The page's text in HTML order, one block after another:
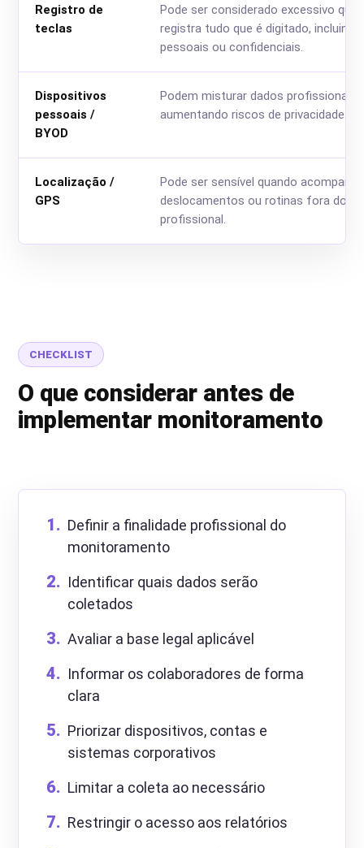
Registro de
teclas
Pode ser considerado excessivo
registra tudo que é digitado,
pessoais ou confidenciais.
Dispositivos
pessoais /
BYOD
Podem misturar dados profissionais
aumentando riscos de privacidade.
Localização /
GPS
Pode ser sensível quando acompanha
deslocamentos ou rotinas fora do
profissional.
CHECKLIST
O que considerar antes de
implementar monitoramento
Definir a finalidade profissional do
monitoramento
Identificar quais dados serão
coletados
Avaliar a base legal aplicável
Informar os colaboradores de forma
clara
Priorizar dispositivos, contas e
sistemas corporativos
Limitar a coleta ao necessário
Restringir o acesso aos relatórios